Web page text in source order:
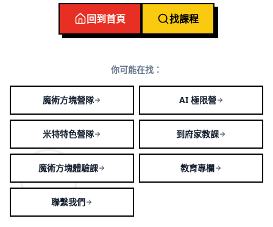
回到首頁 找課程
你可能在找：
魔術方塊營隊 AI 極限營
米特特色營隊 到府家教課
魔術方塊體驗課 教育專欄
聯繫我們